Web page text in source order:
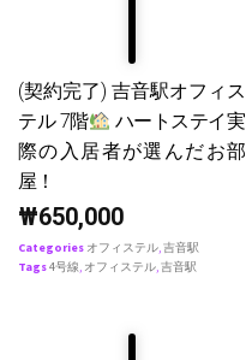
(契約完了) 吉音駅オフィス
テル 7階
ハートステイ実
際の入居者が選んだお部
屋！
₩650,000
Categories オフィステル,吉音駅
Tags4号線, オフィステル,吉音駅